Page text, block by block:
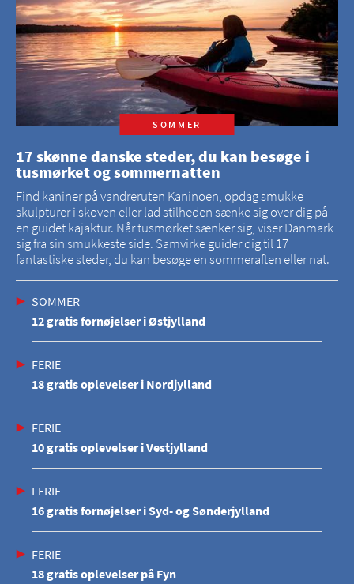
SOMMER
17 skønne danske steder, du kan besøge i
tusmørket og sommernatten
Find kaniner på vandreruten Kaninoen, opdag smukke
skulpturer i skoven eller lad stilheden sænke sig over dig på
en guidet kajaktur. Når tusmørket sænker sig, viser Danmark
sig fra sin smukkeste side. Samvirke guider dig til 17
fantastiske steder, du kan besøge en sommeraften eller nat.
SOMMER
12 gratis fornøjelser i Østjylland
FERIE
18 gratis oplevelser i Nordjylland
FERIE
10 gratis oplevelser i Vestjylland
FERIE
16 gratis fornøjelser i Syd- og Sønderjylland
FERIE
18 gratis oplevelser på Fyn